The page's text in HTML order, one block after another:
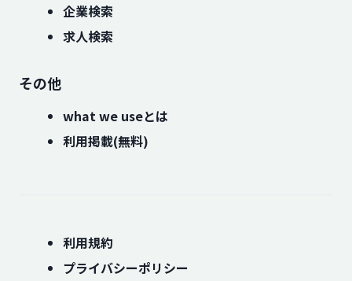
企業検索
求人検索
その他
what we useとは
利用掲載(無料)
利用規約
プライバシーポリシー